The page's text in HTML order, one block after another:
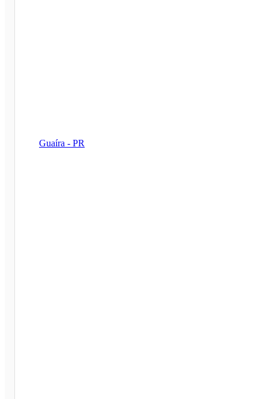
Guaíra - PR